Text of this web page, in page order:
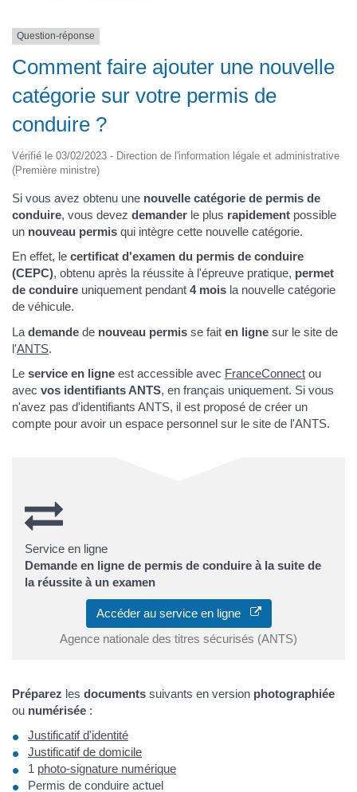
Question-réponse
Comment faire ajouter une nouvelle
catégorie sur votre permis de
conduire ?
Vérifié le 03/02/2023 - Direction de l'information légale et administrative
(Première ministre)
Si vous avez obtenu une nouvelle catégorie de permis de
conduire, vous devez demander le plus rapidement possible
un nouveau permis qui intègre cette nouvelle catégorie.
En effet, le certificat d'examen du permis de conduire
(CEPC), obtenu après la réussite à l'épreuve pratique, permet
de conduire uniquement pendant 4 mois la nouvelle catégorie
de véhicule.
La demande de nouveau permis se fait en ligne sur le site de
l'ANTS.
Le service en ligne est accessible avec FranceConnect ou
avec vos identifiants ANTS, en français uniquement. Si vous
n'avez pas d'identifiants ANTS, il est proposé de créer un
compte pour avoir un espace personnel sur le site de l'ANTS.
Service en ligne
Demande en ligne de permis de conduire à la suite de
la réussite à un examen
Accéder au service en ligne
Agence nationale des titres sécurisés (ANTS)
Préparez les documents suivants en version photographiée
ou numérisée :
Justificatif d'identité
Justificatif de domicile
1 photo-signature numérique
Permis de conduire actuel